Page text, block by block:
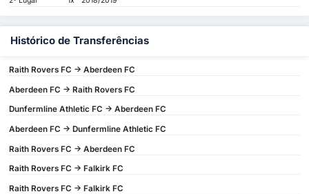
Histórico de Transferências
Raith Rovers FC -> Aberdeen FC
Aberdeen FC -> Raith Rovers FC
Dunfermline Athletic FC -> Aberdeen FC
Aberdeen FC -> Dunfermline Athletic FC
Raith Rovers FC -> Aberdeen FC
Raith Rovers FC -> Falkirk FC
Raith Rovers FC -> Falkirk FC